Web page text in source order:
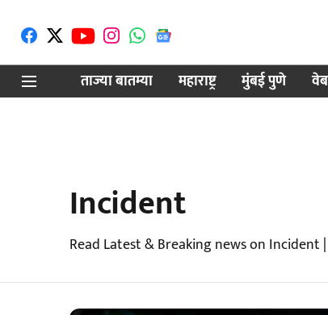
ताज्या बातम्या
महाराष्ट्र मुंबई पुणे
Incident
Read Latest & Breaking news on